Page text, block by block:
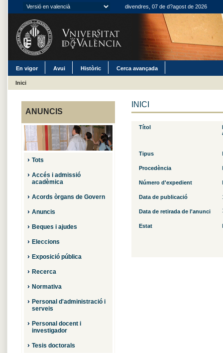
divendres, 07 de d?agost de 2026
En vigor Avui Històric Cerca avançada
Inici
ANUNCIS
Tots
Accés i admissió
acadèmica
Acords òrgans de Govern
Anuncis
Beques i ajudes
Eleccions
Exposició pública
Recerca
Normativa
Personal d'administració i
serveis
Personal docent i
investigador
Tesis doctorals
INICI
Títol
Tipus
Procedència
Número d'expedient
Data de publicació
Data de retirada de l'anunci
Estat